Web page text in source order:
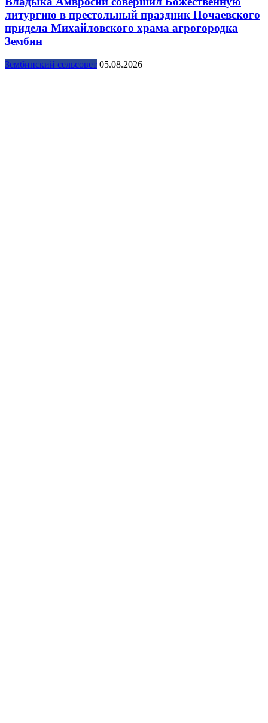
литургию в престольный праздник Почаевского
придела Михайловского храма агрогородка
Зембин
Зембинский сельсовет 05.08.2026